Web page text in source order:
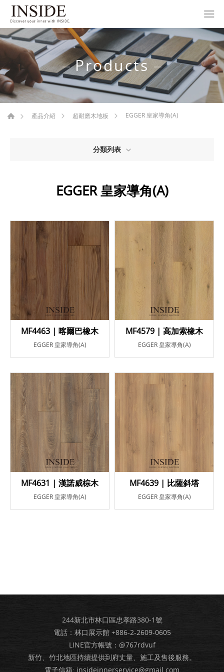
Products
產品介紹 超耐磨木地板 EGGER 皇家導角(A)
分類列表
EGGER 皇家導角(A)
MF4463 | 喀爾巴橡木
EGGER 皇家導角(A)
MF4579 | 高加索橡木
EGGER 皇家導角(A)
MF4631 | 漢諾威棕木
EGGER 皇家導角(A)
MF4639 | 比薩斜塔
EGGER 皇家導角(A)
244新北市林口區忠孝路380-1號
電話：林口展示館 +886-2-2609-0605
LINE官方帳號：@767rdvuf
新竹、竹北地區持續提供到府丈量、施工及售後服務。
電子信箱: insideinnerservice@gmail.com